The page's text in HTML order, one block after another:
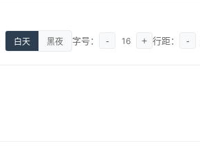
白天 黑夜 字号： - 16 + 行距： -